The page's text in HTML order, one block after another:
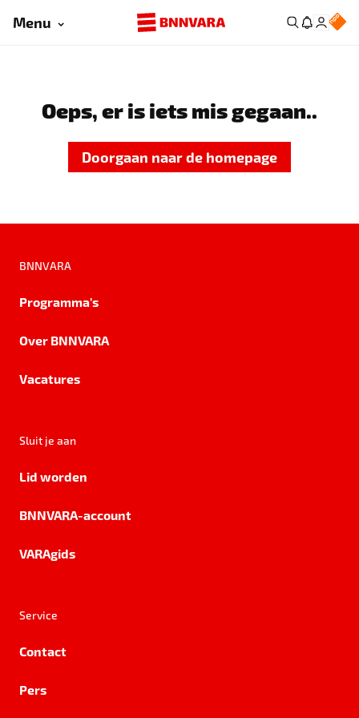
Menu
Oeps, er is iets mis gegaan..
Doorgaan naar de homepage
BNNVARA
Programma's
Over BNNVARA
Vacatures
Sluit je aan
Lid worden
BNNVARA-account
VARAgids
Service
Contact
Pers